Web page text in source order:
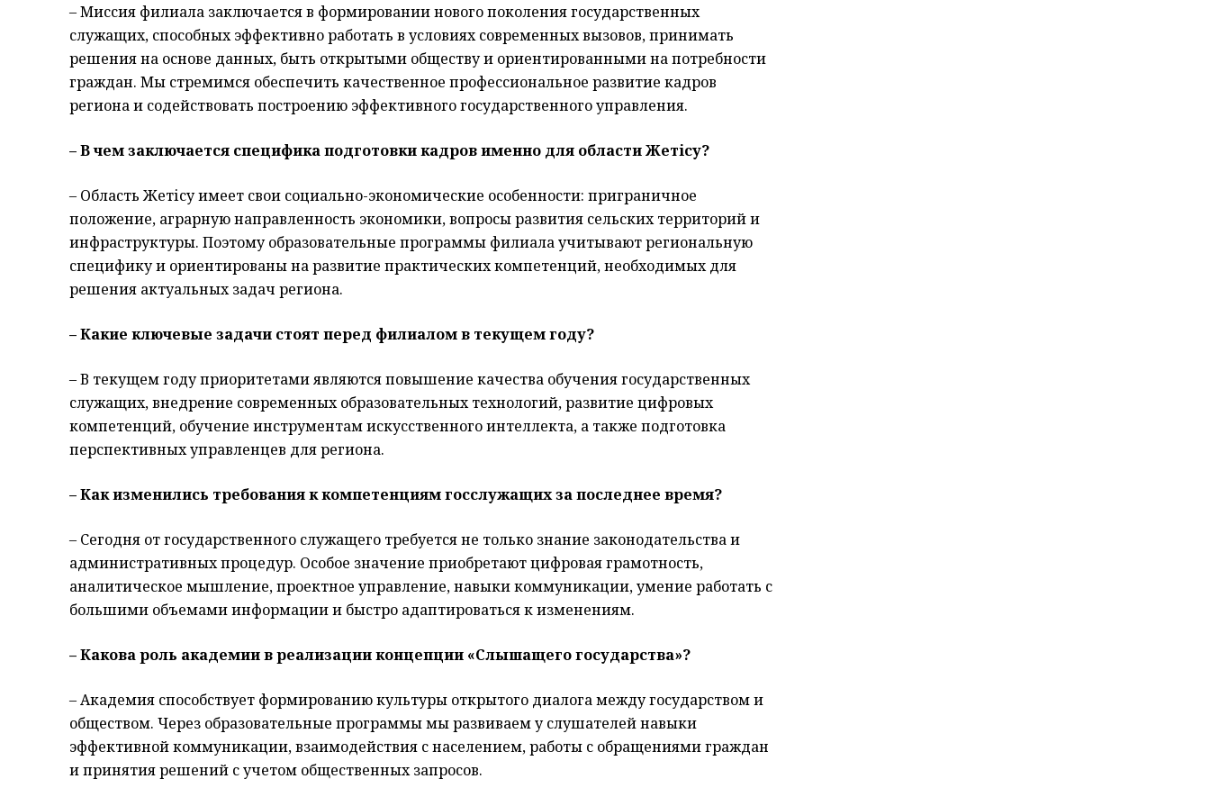
– Миссия филиала заключается в формировании нового поколения государственных
служащих, способных эффективно работать в условиях современных вызовов, принимать
решения на основе данных, быть открытыми обществу и ориентированными на потребности
граждан. Мы стремимся обеспечить качественное профессиональное развитие кадров
региона и содействовать построению эффективного государственного управления.
– В чем заключается специфика подготовки кадров именно для области Жетісу?
– Область Жетісу имеет свои социально-экономические особенности: приграничное
положение, аграрную направленность экономики, вопросы развития сельских территорий и
инфраструктуры. Поэтому образовательные программы филиала учитывают региональную
специфику и ориентированы на развитие практических компетенций, необходимых для
решения актуальных задач региона.
– Какие ключевые задачи стоят перед филиалом в текущем году?
– В текущем году приоритетами являются повышение качества обучения государственных
служащих, внедрение современных образовательных технологий, развитие цифровых
компетенций, обучение инструментам искусственного интеллекта, а также подготовка
перспективных управленцев для региона.
– Как изменились требования к компетенциям госслужащих за последнее время?
– Сегодня от государственного служащего требуется не только знание законодательства и
административных процедур. Особое значение приобретают цифровая грамотность,
аналитическое мышление, проектное управление, навыки коммуникации, умение работать с
большими объемами информации и быстро адаптироваться к изменениям.
– Какова роль академии в реализации концепции «Слышащего государства»?
– Академия способствует формированию культуры открытого диалога между государством и
обществом. Через образовательные программы мы развиваем у слушателей навыки
эффективной коммуникации, взаимодействия с населением, работы с обращениями граждан
и принятия решений с учетом общественных запросов.